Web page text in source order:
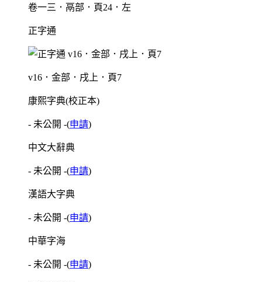
卷一三．鬲部．頁24．左
正字通
v16．金部．戌上．頁7
康熙字典(校正本)
- 未公開 -(申請)
中文大辭典
- 未公開 -(申請)
漢語大字典
- 未公開 -(申請)
中華字海
- 未公開 -(申請)